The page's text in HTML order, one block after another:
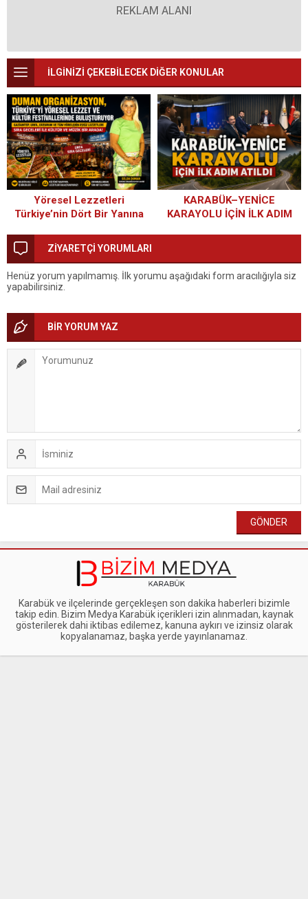
REKLAM ALANI
İLGİNİZİ ÇEKEBİLECEK DİĞER KONULAR
Yöresel Lezzetleri
Türkiye’nin Dört Bir Yanına
Duman Organizasyon
KARABÜK–YENİCE
KARAYOLU İÇİN İLK ADIM
ZİYARETÇİ YORUMLARI
Henüz yorum yapılmamış. İlk yorumu aşağıdaki form aracılığıyla siz
yapabilirsiniz.
BİR YORUM YAZ
Karabük ve ilçelerinde gerçekleşen son dakika haberleri bizimle
takip edin. Bizim Medya Karabük içerikleri izin alınmadan, kaynak
gösterilerek dahi iktibas edilemez, kanuna aykırı ve izinsiz olarak
kopyalanamaz, başka yerde yayınlanamaz.